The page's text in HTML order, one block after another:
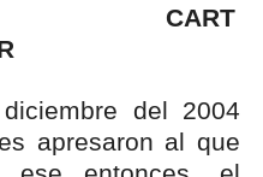
CART
del 2004
apresaron al que